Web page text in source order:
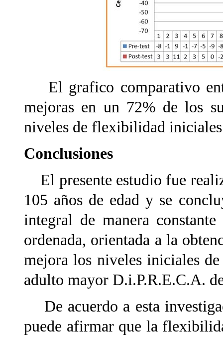
El grafico comparativo
mejoras en un 72% de los
niveles de flexibilidad
Conclusiones
El presente estudio fue
105 años de edad y se
integral de manera
ordenada, orientada a la
mejora los niveles iniciales
adulto mayor D.i.P.R.E.C.A.
De acuerdo a esta
puede afirmar que la